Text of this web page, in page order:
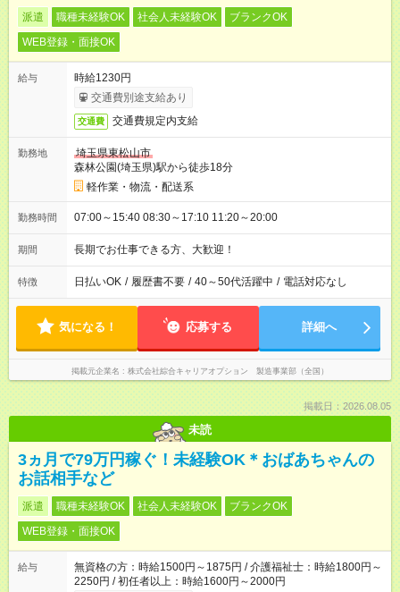
派遣 職種未経験OK 社会人未経験OK
ブランクOK
WEB登録・面接OK
給与
時給1230円
交通費別途支給あり
交通費 交通費規定内支給
勤務地
埼玉県東松山市
森林公園(埼玉県)駅から徒歩18分
軽作業・物流・配送系
勤務時間 07:00～15:40 08:30～17:10 11:20～20:00
期間 長期でお仕事できる方、大歓迎！
特徴 日払いOK / 履歴書不要 / 40～50代活躍中 / 電話対応なし
気になる！ 応募する 詳細へ
掲載元企業名 株式会社綜合キャリアオプション 製造事業部（全国）
掲載日：2026.08.05
未読
3ヵ月で79万円稼ぐ！未経験OK＊おばあちゃんの
お話相手など
派遣 職種未経験OK 社会人未経験OK
ブランクOK
WEB登録・面接OK
給与
無資格の方：時給1500円～1875円 / 介護福祉士：時給1800円～
2250円 / 初任者以上：時給1600円～2000円